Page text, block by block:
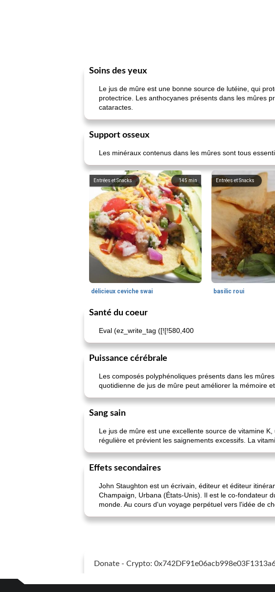
Soins des yeux
Le jus de mûre est une bonne source de lutéine, qui
protectrice. Les anthocyanes présents dans les mûres
cataractes.
Support osseux
Les minéraux contenus dans les mûres sont tous
145 min
Entrées et Snacks
délicieux ceviche swai
Entrées et Snacks
basilic roui
Santé du coeur
Eval (ez_write_tag ([![!580,400
Puissance cérébrale
Les composés polyphénoliques présents dans les
quotidienne de jus de mûre peut améliorer la mémoire
Sang sain
Le jus de mûre est une excellente source de vitamine
régulière et prévient les saignements excessifs. La
Effets secondaires
John Staughton est un écrivain, éditeur et éditeur
Champaign, Urbana (États-Unis). Il est le co-fondateur
monde. Au cours d'un voyage perpétuel vers l'idée de
Donate - Crypto: